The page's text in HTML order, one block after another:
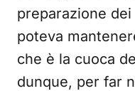
preparazione dei
poteva
che è la cuoca
dunque, per far